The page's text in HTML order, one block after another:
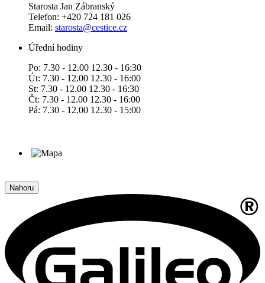
Starosta Jan Zábranský
Telefon: +420 724 181 026
Email: starosta@cestice.cz
Úřední hodiny
Po: 7.30 - 12.00 12.30 - 16:30
Út: 7.30 - 12.00 12.30 - 16:00
St: 7.30 - 12.00 12.30 - 16:30
Čt: 7.30 - 12.00 12.30 - 16:00
Pá: 7.30 - 12.00 12.30 - 15:00
Nahoru